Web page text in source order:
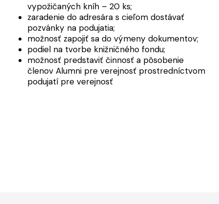
vypožičaných kníh – 20 ks;
zaradenie do adresára s cieľom dostávať
pozvánky na podujatia;
možnosť zapojiť sa do výmeny dokumentov;
podiel na tvorbe knižničného fondu;
možnosť predstaviť činnosť a pôsobenie
členov Alumni pre verejnosť prostredníctvom
podujatí pre verejnosť